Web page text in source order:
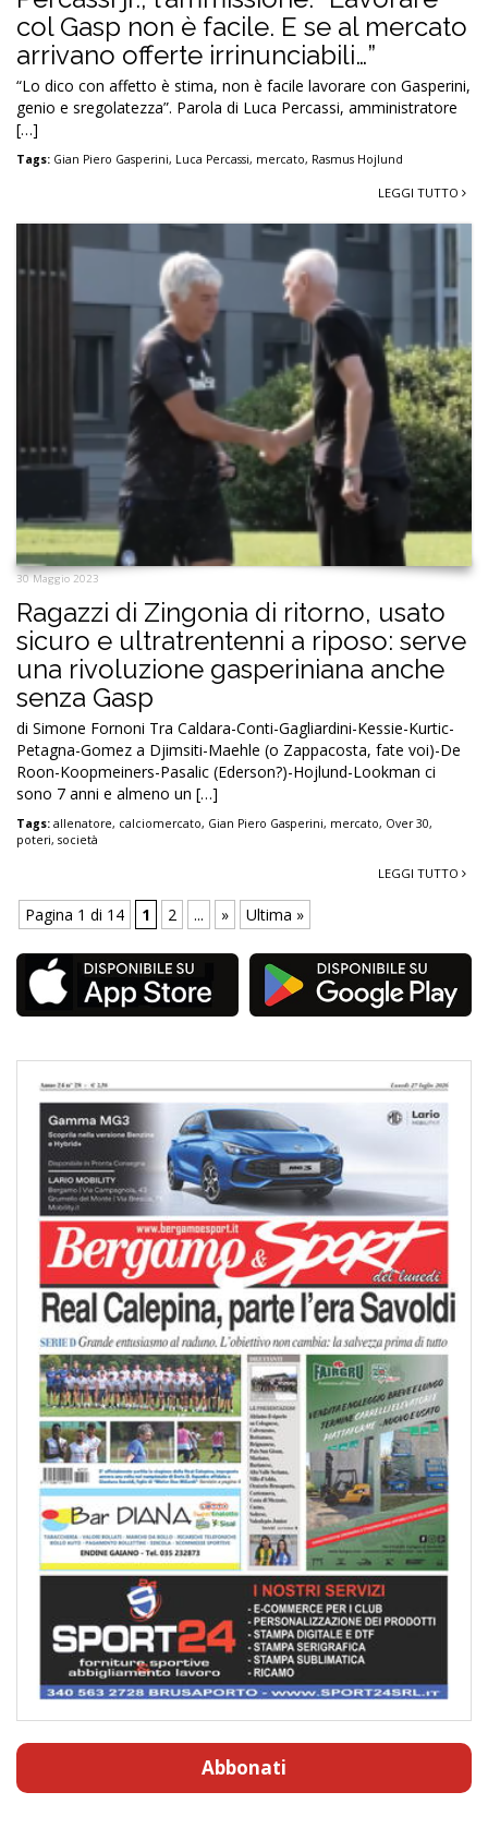
col Gasp non è facile. E se al mercato
arrivano offerte irrinunciabili…”
“Lo dico con affetto è stima, non è facile lavorare con Gasperini,
genio e sregolatezza”. Parola di Luca Percassi, amministratore
[…]
Tags: Gian Piero Gasperini, Luca Percassi, mercato, Rasmus Hojlund
LEGGI TUTTO
30 Maggio 2023
Ragazzi di Zingonia di ritorno, usato
sicuro e ultratrentenni a riposo: serve
una rivoluzione gasperiniana anche
senza Gasp
di Simone Fornoni Tra Caldara-Conti-Gagliardini-Kessie-Kurtic-
Petagna-Gomez a Djimsiti-Maehle (o Zappacosta, fate voi)-De
Roon-Koopmeiners-Pasalic (Ederson?)-Hojlund-Lookman ci
sono 7 anni e almeno un […]
Tags: allenatore, calciomercato, Gian Piero Gasperini, mercato, Over 30,
poteri, società
LEGGI TUTTO
Pagina 1 di 14 1 2 ... » Ultima »
Abbonati